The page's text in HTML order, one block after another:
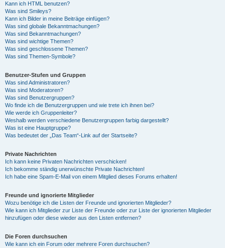
Kann ich HTML benutzen?
Was sind Smileys?
Kann ich Bilder in meine Beiträge einfügen?
Was sind globale Bekanntmachungen?
Was sind Bekanntmachungen?
Was sind wichtige Themen?
Was sind geschlossene Themen?
Was sind Themen-Symbole?
Benutzer-Stufen und Gruppen
Was sind Administratoren?
Was sind Moderatoren?
Was sind Benutzergruppen?
Wo finde ich die Benutzergruppen und wie trete ich ihnen bei?
Wie werde ich Gruppenleiter?
Weshalb werden verschiedene Benutzergruppen farbig dargestellt?
Was ist eine Hauptgruppe?
Was bedeutet der „Das Team“-Link auf der Startseite?
Private Nachrichten
Ich kann keine Privaten Nachrichten verschicken!
Ich bekomme ständig unerwünschte Private Nachrichten!
Ich habe eine Spam-E-Mail von einem Mitglied dieses Forums erhalten!
Freunde und ignorierte Mitglieder
Wozu benötige ich die Listen der Freunde und ignorierten Mitglieder?
Wie kann ich Mitglieder zur Liste der Freunde oder zur Liste der ignorierten Mitglieder
hinzufügen oder diese wieder aus den Listen entfernen?
Die Foren durchsuchen
Wie kann ich ein Forum oder mehrere Foren durchsuchen?